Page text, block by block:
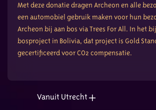
Met deze donatie dragen Archeon en alle
een automobiel gebruik maken voor hun
Archeon bij aan bos via Trees For All. In het
bosproject in Bolivia, dat project is Gold
gecertificeerd voor CO2 compensatie.
Vanuit Utrecht